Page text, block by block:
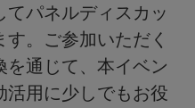
パネルディスカッ
。ご参加いただく
を通じて、本イベン
活用に少しでもお役